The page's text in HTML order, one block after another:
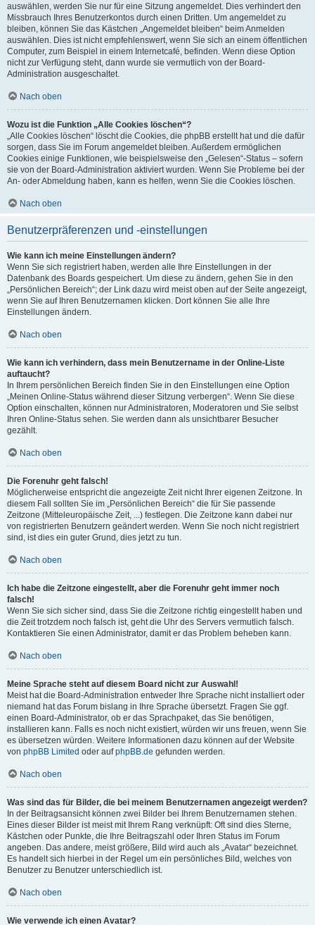
auswählen, werden Sie nur für eine Sitzung angemeldet. Dies verhindert den
Missbrauch Ihres Benutzerkontos durch einen Dritten. Um angemeldet zu
bleiben, können Sie das Kästchen „Angemeldet bleiben“ beim Anmelden
auswählen. Dies ist nicht empfehlenswert, wenn Sie sich an einem öffentlichen
Computer, zum Beispiel in einem Internetcafé, befinden. Wenn diese Option
nicht zur Verfügung steht, dann wurde sie vermutlich von der Board-
Administration ausgeschaltet.
Nach oben
Wozu ist die Funktion „Alle Cookies löschen“?
„Alle Cookies löschen“ löscht die Cookies, die phpBB erstellt hat und die dafür
sorgen, dass Sie im Forum angemeldet bleiben. Außerdem ermöglichen
Cookies einige Funktionen, wie beispielsweise den „Gelesen“-Status – sofern
sie von der Board-Administration aktiviert wurden. Wenn Sie Probleme bei der
An- oder Abmeldung haben, kann es helfen, wenn Sie die Cookies löschen.
Nach oben
Benutzerpräferenzen und -einstellungen
Wie kann ich meine Einstellungen ändern?
Wenn Sie sich registriert haben, werden alle Ihre Einstellungen in der
Datenbank des Boards gespeichert. Um diese zu ändern, gehen Sie in den
„Persönlichen Bereich“; der Link dazu wird meist oben auf der Seite angezeigt,
wenn Sie auf Ihren Benutzernamen klicken. Dort können Sie alle Ihre
Einstellungen ändern.
Nach oben
Wie kann ich verhindern, dass mein Benutzername in der Online-Liste
auftaucht?
In Ihrem persönlichen Bereich finden Sie in den Einstellungen eine Option
„Meinen Online-Status während dieser Sitzung verbergen“. Wenn Sie diese
Option einschalten, können nur Administratoren, Moderatoren und Sie selbst
Ihren Online-Status sehen. Sie werden dann als unsichtbarer Besucher
gezählt.
Nach oben
Die Forenuhr geht falsch!
Möglicherweise entspricht die angezeigte Zeit nicht Ihrer eigenen Zeitzone. In
diesem Fall sollten Sie im „Persönlichen Bereich“ die für Sie passende
Zeitzone (Mitteleuropäische Zeit, ...) festlegen. Die Zeitzone kann dabei nur
von registrierten Benutzern geändert werden. Wenn Sie noch nicht registriert
sind, ist dies ein guter Grund, dies jetzt zu tun.
Nach oben
Ich habe die Zeitzone eingestellt, aber die Forenuhr geht immer noch
falsch!
Wenn Sie sich sicher sind, dass Sie die Zeitzone richtig eingestellt haben und
die Zeit trotzdem noch falsch ist, geht die Uhr des Servers vermutlich falsch.
Kontaktieren Sie einen Administrator, damit er das Problem beheben kann.
Nach oben
Meine Sprache steht auf diesem Board nicht zur Auswahl!
Meist hat die Board-Administration entweder Ihre Sprache nicht installiert oder
niemand hat das Forum bislang in Ihre Sprache übersetzt. Fragen Sie ggf.
einen Board-Administrator, ob er das Sprachpaket, das Sie benötigen,
installieren kann. Falls es noch nicht existiert, würden wir uns freuen, wenn Sie
es übersetzen würden. Weitere Informationen dazu können auf der Website
von phpBB Limited oder aufphpBB.de gefunden werden.
Nach oben
Was sind das für Bilder, die bei meinem Benutzernamen angezeigt werden?
In der Beitragsansicht können zwei Bilder bei Ihrem Benutzernamen stehen.
Eines dieser Bilder ist meist mit Ihrem Rang verknüpft: Oft sind dies Sterne,
Kästchen oder Punkte, die Ihre Beitragszahl oder Ihren Status im Forum
angeben. Das andere, meist größere, Bild wird auch als „Avatar“ bezeichnet.
Es handelt sich hierbei in der Regel um ein persönliches Bild, welches von
Benutzer zu Benutzer unterschiedlich ist.
Nach oben
Wie verwende ich einen Avatar?